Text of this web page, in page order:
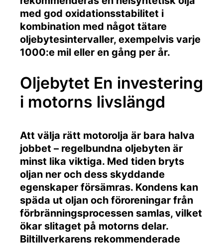
med god oxidationsstabilitet i
kombination med något tätare
oljebytesintervaller, exempelvis varje
1000:e mil eller en gång per år.
Oljebytet En investering
i motorns livslängd
Att välja rätt motorolja är bara halva
jobbet – regelbundna oljebyten är
minst lika viktiga. Med tiden bryts
oljan ner och dess skyddande
egenskaper försämras. Kondens kan
späda ut oljan och föroreningar från
förbränningsprocessen samlas, vilket
ökar slitaget på motorns delar.
Biltillverkarens rekommenderade